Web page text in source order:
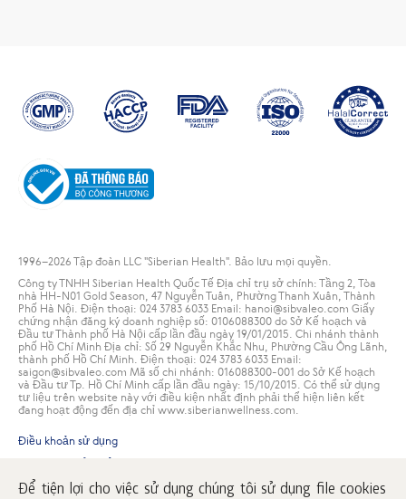
Để tiện lợi cho việc sử dụng chúng tôi sử dụng file cookies
1996–2026 Tập đoàn LLC "Siberian Health". Bảo lưu mọi quyền.
Công ty TNHH Siberian Health Quốc Tế Địa chỉ trụ sở chính: Tầng 2, Tòa
nhà HH-N01 Gold Season, 47 Nguyễn Tuân, Phường Thanh Xuân, Thành
Phố Hà Nội. Điện thoại: 024 3783 6033 Email: hanoi@sibvaleo.com Giấy
chứng nhận đăng ký doanh nghiệp số: 0106088300 do Sở Kế hoạch và
Đầu tư Thành phố Hà Nội cấp lần đầu ngày 19/01/2015. Chi nhánh thành
phố Hồ Chí Minh Địa chỉ: Số 29 Nguyễn Khắc Nhu, Phường Cầu Ông Lãnh,
thành phố Hồ Chí Minh. Điện thoại: 024 3783 6033 Email:
saigon@sibvaleo.com Mã số chi nhánh: 016088300-001 do Sở Kế hoạch
và Đầu tư Tp. Hồ Chí Minh cấp lần đầu ngày: 15/10/2015. Có thể sử dụng
tư liệu trên website này với điều kiện nhất định phải thể hiện liên kết
đang hoạt động đến địa chỉ www.siberianwellness.com.
Điều khoản sử dụng
Chính sách bảo mật
Điều kiện giao dịch